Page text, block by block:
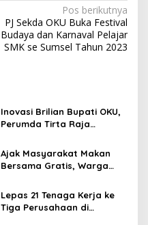
Pos berikutnya
PJ Sekda OKU Buka Festival
Budaya dan Karnaval Pelajar
SMK se Sumsel Tahun 2023
Inovasi Brilian Bupati OKU,
Perumda Tirta Raja
Mobile Water Purifier
Ajak Masyarakat Makan
Bersama Gratis, Warga
OKU
Lepas 21 Tenaga Kerja ke
Tiga Perusahaan di